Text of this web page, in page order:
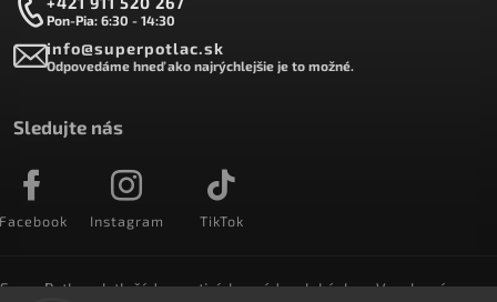
Pon-Pia: 6:30 - 14:30
info@superpotlac.sk
Odpovedáme hneď ako najrýchlejšie je to možné.
Sledujte nás
Instagram TikTok
SuperPotlac.sk tlačí denne tisícky módnych kúskov. Vyrobené na